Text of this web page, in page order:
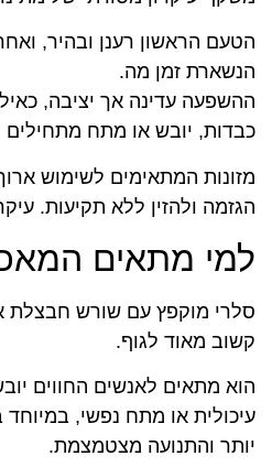
הטעם הראשון רענן ובהיר,
הנשארת זמן מה.
ההשפעה עדינה אך יציבה,
כבדות, יובש או מתח
מזונות המתאימים לשימוש
הגזמה ולהזין ללא תקיעות.
למי מתאים
סלרי מוקפץ עם שורש חבצלת
קשוב מאוד לגוף.
הוא מתאים לאנשים החווים
עיכולית או מתח נפשי,
יותר והתנועה מצטמצמת.